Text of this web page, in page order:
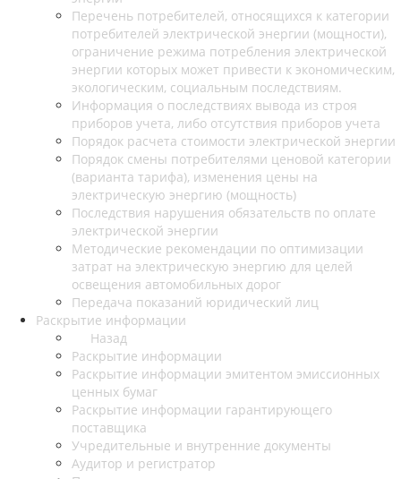
Перечень потребителей, относящихся к категории
потребителей электрической энергии (мощности),
ограничение режима потребления электрической
энергии которых может привести к экономическим,
экологическим, социальным последствиям.
Информация о последствиях вывода из строя
приборов учета, либо отсутствия приборов учета
Порядок расчета стоимости электрической энергии
Порядок смены потребителями ценовой категории
(варианта тарифа), изменения цены на
электрическую энергию (мощность)
Последствия нарушения обязательств по оплате
электрической энергии
Методические рекомендации по оптимизации
затрат на электрическую энергию для целей
освещения автомобильных дорог
Передача показаний юридический лиц
Раскрытие информации
Назад
Раскрытие информации
Раскрытие информации эмитентом эмиссионных
ценных бумаг
Раскрытие информации гарантирующего
поставщика
Учредительные и внутренние документы
Аудитор и регистратор